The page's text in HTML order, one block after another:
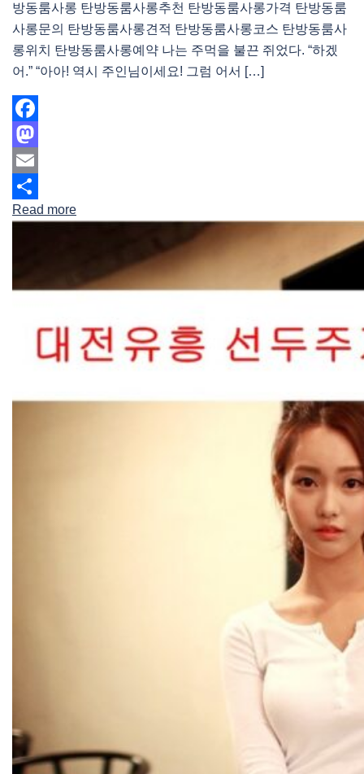
방동룸사롱 탄방동룸사롱추천 탄방동룸사롱가격 탄방동룸
사롱문의 탄방동룸사롱견적 탄방동룸사롱코스 탄방동룸사
롱위치 탄방동룸사롱예약 나는 주먹을 불끈 쥐었다. “하겠
어.” “아아! 역시 주인님이세요! 그럼 어서 […]
Facebook
Mastodon
Email
Share
Read more